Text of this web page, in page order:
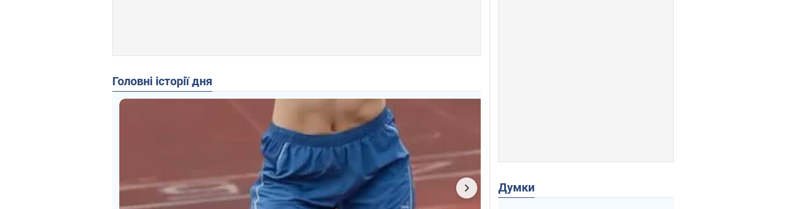
Головні історії дня
Думки